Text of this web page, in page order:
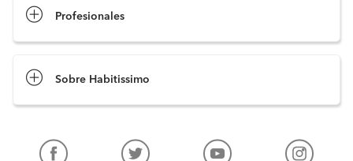
Profesionales
Sobre Habitissimo